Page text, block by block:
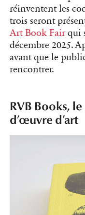
réinventent les
trois seront
Art Book Fairqui
décembre 2025.
avant que le
rencontrer.
RVB Books,
d’œuvre d’art